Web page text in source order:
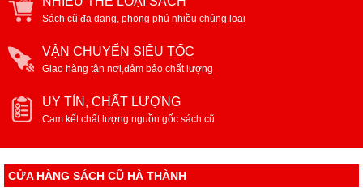
Sách cũ đa dạng, phong phú nhiều chủng loại
VẬN CHUYỂN SIÊU TỐC
Giao hàng tận nơi,đảm bảo chất lượng
UY TÍN, CHẤT LƯỢNG
Cam kết chất lượng nguồn gốc sách cũ
CỬA HÀNG SÁCH CŨ HÀ THÀNH